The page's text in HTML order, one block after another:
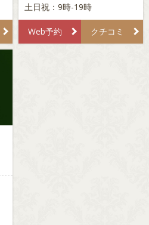
土日祝：9時-19時
Web予約 クチコミ